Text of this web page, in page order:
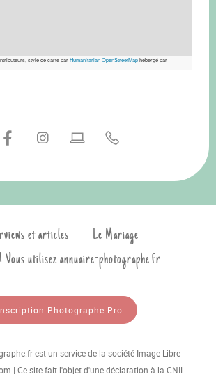
style de carte parHumanitarian OpenStreetMaphébergé par
et articles
Le Mariage
Vous utilisez annuaire-photographe.fr
Photographe Pro
est un service de la société Image-Libre
| Ce site fait l'objet d'une déclaration à la CNIL